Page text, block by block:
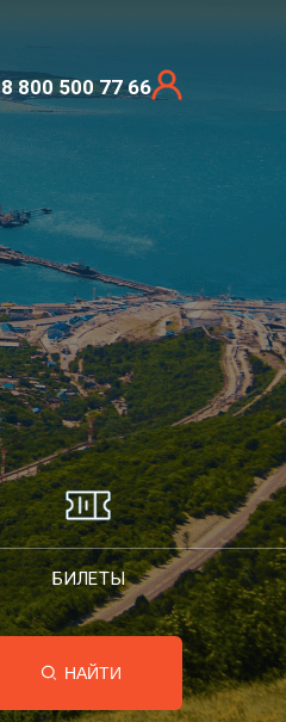
8 800 500 77 66
БИЛЕТЫ
НАЙТИ